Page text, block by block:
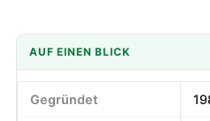
AUF EINEN BLICK
Gegründet